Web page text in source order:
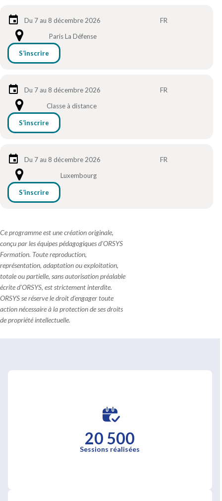
Du 7 au 8 décembre 2026
FR
Paris La Défense
S’inscrire
Du 7 au 8 décembre 2026
FR
Classe à distance
S’inscrire
Du 7 au 8 décembre 2026
FR
Luxembourg
S’inscrire
Ce programme est une création originale,
conçu par les équipes pédagogiques d'ORSYS
Formation. Toute reproduction,
représentation, adaptation ou exploitation,
totale ou partielle, sans autorisation préalable
écrite d'ORSYS, est strictement interdite.
ORSYS se réserve le droit d'engager toute
action nécessaire à la protection de ses droits
de propriété intellectuelle.
20 500
Sessions réalisées